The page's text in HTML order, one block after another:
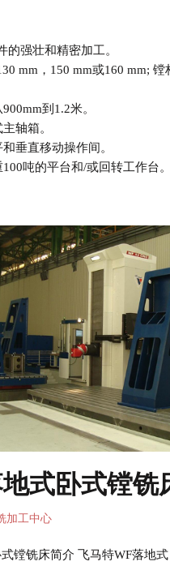
的强壮和精密加工。
mm，150 mm或160 mm; 镗
到1.2米。
轴箱。
垂直移动操作间。
100吨的平台和/或回转工作台。
式卧式镗铣
加工中心
镗铣床简介 飞马特WF落地